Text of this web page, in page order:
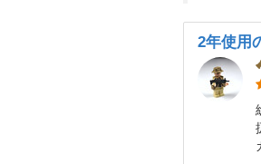
2年使用